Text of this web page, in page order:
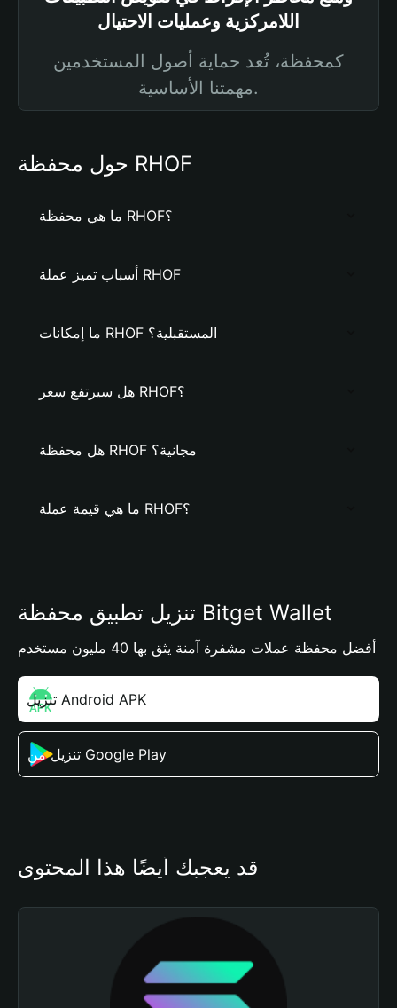
اللامركزية وعمليات الاحتيال
كمحفظة، تُعد حماية أصول المستخدمين
مهمتنا الأساسية.
حول محفظة RHOF
ما هي محفظة RHOF؟
أسباب تميز عملة RHOF
ما إمكانات RHOF المستقبلية؟
هل سيرتفع سعر RHOF؟
هل محفظة RHOF مجانية؟
ما هي قيمة عملة RHOF؟
تنزيل تطبيق محفظة Bitget Wallet
أفضل محفظة عملات مشفرة آمنة يثق بها 40 مليون مستخدم
تنزيل Android APK
تنزيل من Google Play
قد يعجبك أيضًا هذا المحتوى